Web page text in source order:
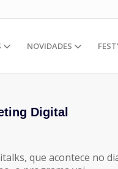
NOVIDADES
Digital
que acontece no